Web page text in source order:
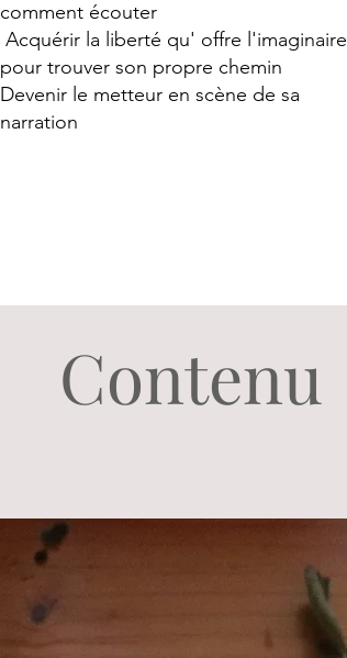
comment écouter
Acquérir la liberté qu' offre l'imaginaire
pour trouver son propre chemin
Devenir le metteur en scène de sa
narration
Contenu